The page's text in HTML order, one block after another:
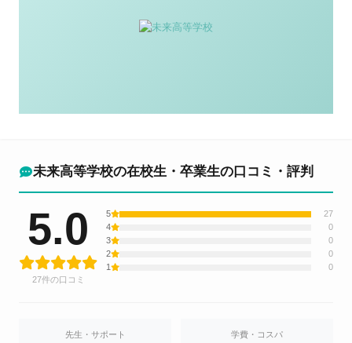
未来高等学校の在校生・卒業生の口コミ・評判
5.0
27件の口コミ
5
27
4
0
3
0
2
0
1
0
先生・サポート 学費・コスパ